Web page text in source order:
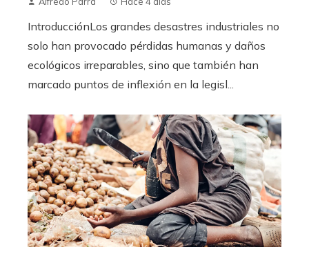
IntroducciónLos grandes desastres industriales no
solo han provocado pérdidas humanas y daños
ecológicos irreparables, sino que también han
marcado puntos de inflexión en la legisl...